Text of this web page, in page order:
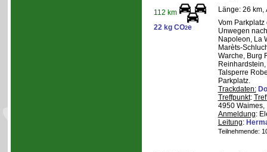
112 km
22 kg CO2e
Länge: 26 km,
Vom
Unwegen
Napoleon, La
Marèts-
Warche, Burg
Talsperre
Parkplatz.
Trackdaten:
Treffpunkt:
4950 Waimes,
Anmeldung:
Leitung:
Teilnehmende: